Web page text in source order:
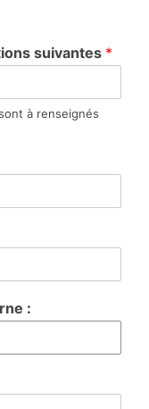
suivantes *
à renseignés
: